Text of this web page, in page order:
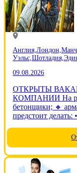
Англия, Лондон,
Уэльс, Шотладия,
09.08.2026
ОТКРЫТЫ
КОМПАНИИ На работу требуются: 🔸 мастера; 🔸
бетонщики; 🔸
предстоит делать: